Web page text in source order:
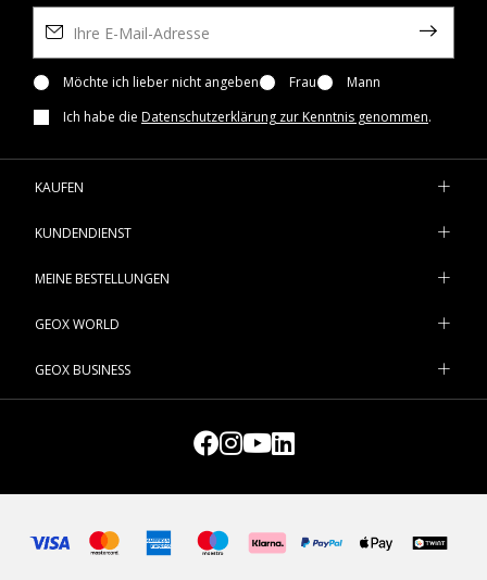
Möchte ich lieber nicht angeben Frau
Mann
Ich habe die Datenschutzerklärung zur Kenntnis genommen.
KAUFEN
KUNDENDIENST
MEINE BESTELLUNGEN
GEOX WORLD
GEOX BUSINESS